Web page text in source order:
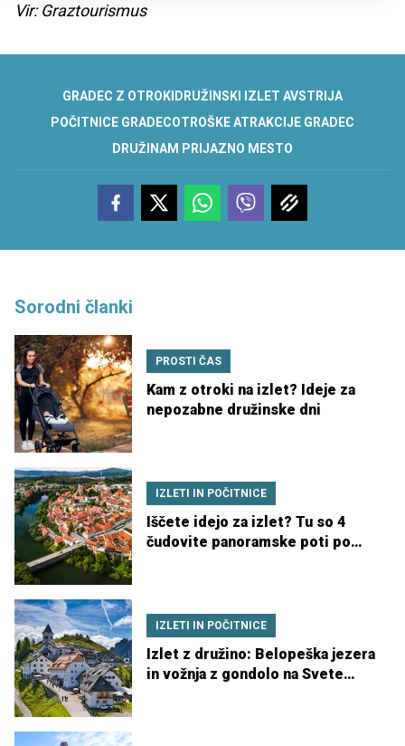
Vir: Graztourismus
GRADEC Z OTROKI DRUŽINSKI IZLET AVSTRIJA
POČITNICE GRADECOTROŠKE ATRAKCIJE GRADEC
DRUŽINAM PRIJAZNO MESTO
Sorodni članki
PROSTI ČAS
Kam z otroki na izlet? Ideje za
nepozabne družinske dni
IZLETI IN POČITNICE
Iščete idejo za izlet? Tu so 4
čudovite panoramske poti po
IZLETI IN POČITNICE
Izlet z družino: Belopeška jezera
in vožnja z gondolo na Svete